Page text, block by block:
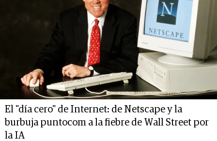
El "día cero" de Internet: de Netscape y la
burbuja puntocom a la fiebre de Wall Street por
la IA